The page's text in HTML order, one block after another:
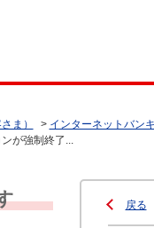
ま） > インターネットバン
が強制終了...
戻る